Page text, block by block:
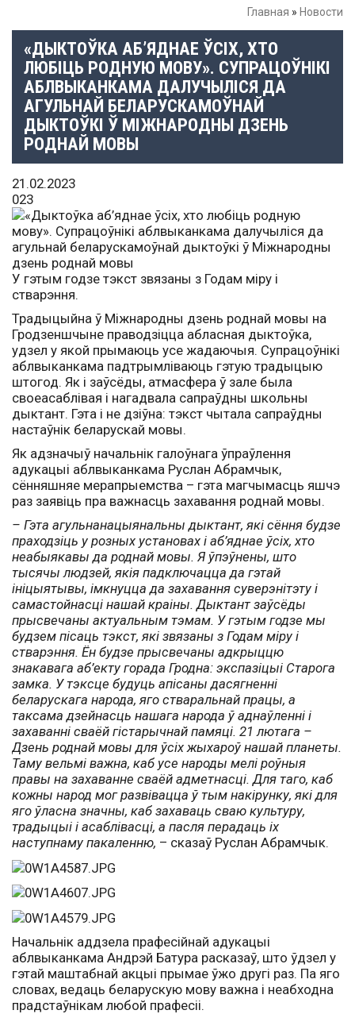
Главная » Новости
«ДЫКТОЎКА АБ’ЯДНАЕ ЎСІХ, ХТО
ЛЮБІЦЬ РОДНУЮ МОВУ». СУПРАЦОЎНІКІ
АБЛВЫКАНКАМА ДАЛУЧЫЛІСЯ ДА
АГУЛЬНАЙ БЕЛАРУСКАМОЎНАЙ
ДЫКТОЎКІ Ў МІЖНАРОДНЫ ДЗЕНЬ
РОДНАЙ МОВЫ
21.02.2023
023
У гэтым годзе тэкст звязаны з Годам міру і
стварэння.
Традыцыйна ў Міжнародны дзень роднай мовы на
Гродзеншчыне праводзіцца абласная дыктоўка,
удзел у якой прымаюць усе жадаючыя. Супрацоўнікі
аблвыканкама падтрымліваюць гэтую традыцыю
штогод. Як і заўсёды, атмасфера ў зале была
своеасаблівая і нагадвала сапраўдны школьны
дыктант. Гэта і не дзіўна: тэкст чытала сапраўдны
настаўнік беларускай мовы.
Як адзначыў начальнік галоўнага ўпраўлення
адукацыі аблвыканкама Руслан Абрамчык,
сённяшняе мерапрыемства – гэта магчымасць яшчэ
раз заявіць пра важнасць захавання роднай мовы.
– Гэта агульнанацыянальны дыктант, які сёння будзе
праходзіць у розных установах і аб’яднае ўсіх, хто
неабыякавы да роднай мовы. Я ўпэўнены, што
тысячы людзей, якія падключацца да гэтай
ініцыятывы, імкнуцца да захавання суверэнітэту і
самастойнасці нашай краіны. Дыктант заўсёды
прысвечаны актуальным тэмам. У гэтым годзе мы
будзем пісаць тэкст, які звязаны з Годам міру і
стварэння. Ён будзе прысвечаны адкрыццю
знакавага аб’екту горада Гродна: экспазіцыі Старога
замка. У тэксце будуць апісаны дасягненні
беларускага народа, яго стваральнай працы, а
таксама дзейнасць нашага народа ў аднаўленні і
захаванні сваёй гістарычнай памяці. 21 лютага –
Дзень роднай мовы для ўсіх жыхароў нашай планеты.
Таму вельмі важна, каб усе народы мелі роўныя
правы на захаванне сваёй адметнасці. Для таго, каб
кожны народ мог развівацца ў тым накірунку, які для
яго ўласна значны, каб захаваць сваю культуру,
традыцыі і асаблівасці, а пасля перадаць іх
наступнаму пакаленню, – сказаў Руслан Абрамчык.
Начальнік аддзела прафесійнай адукацыі
аблвыканкама Андрэй Батура расказаў, што ўдзел у
гэтай маштабнай акцыі прымае ўжо другі раз. Па яго
словах, ведаць беларускую мову важна і неабходна
прадстаўнікам любой прафесіі.